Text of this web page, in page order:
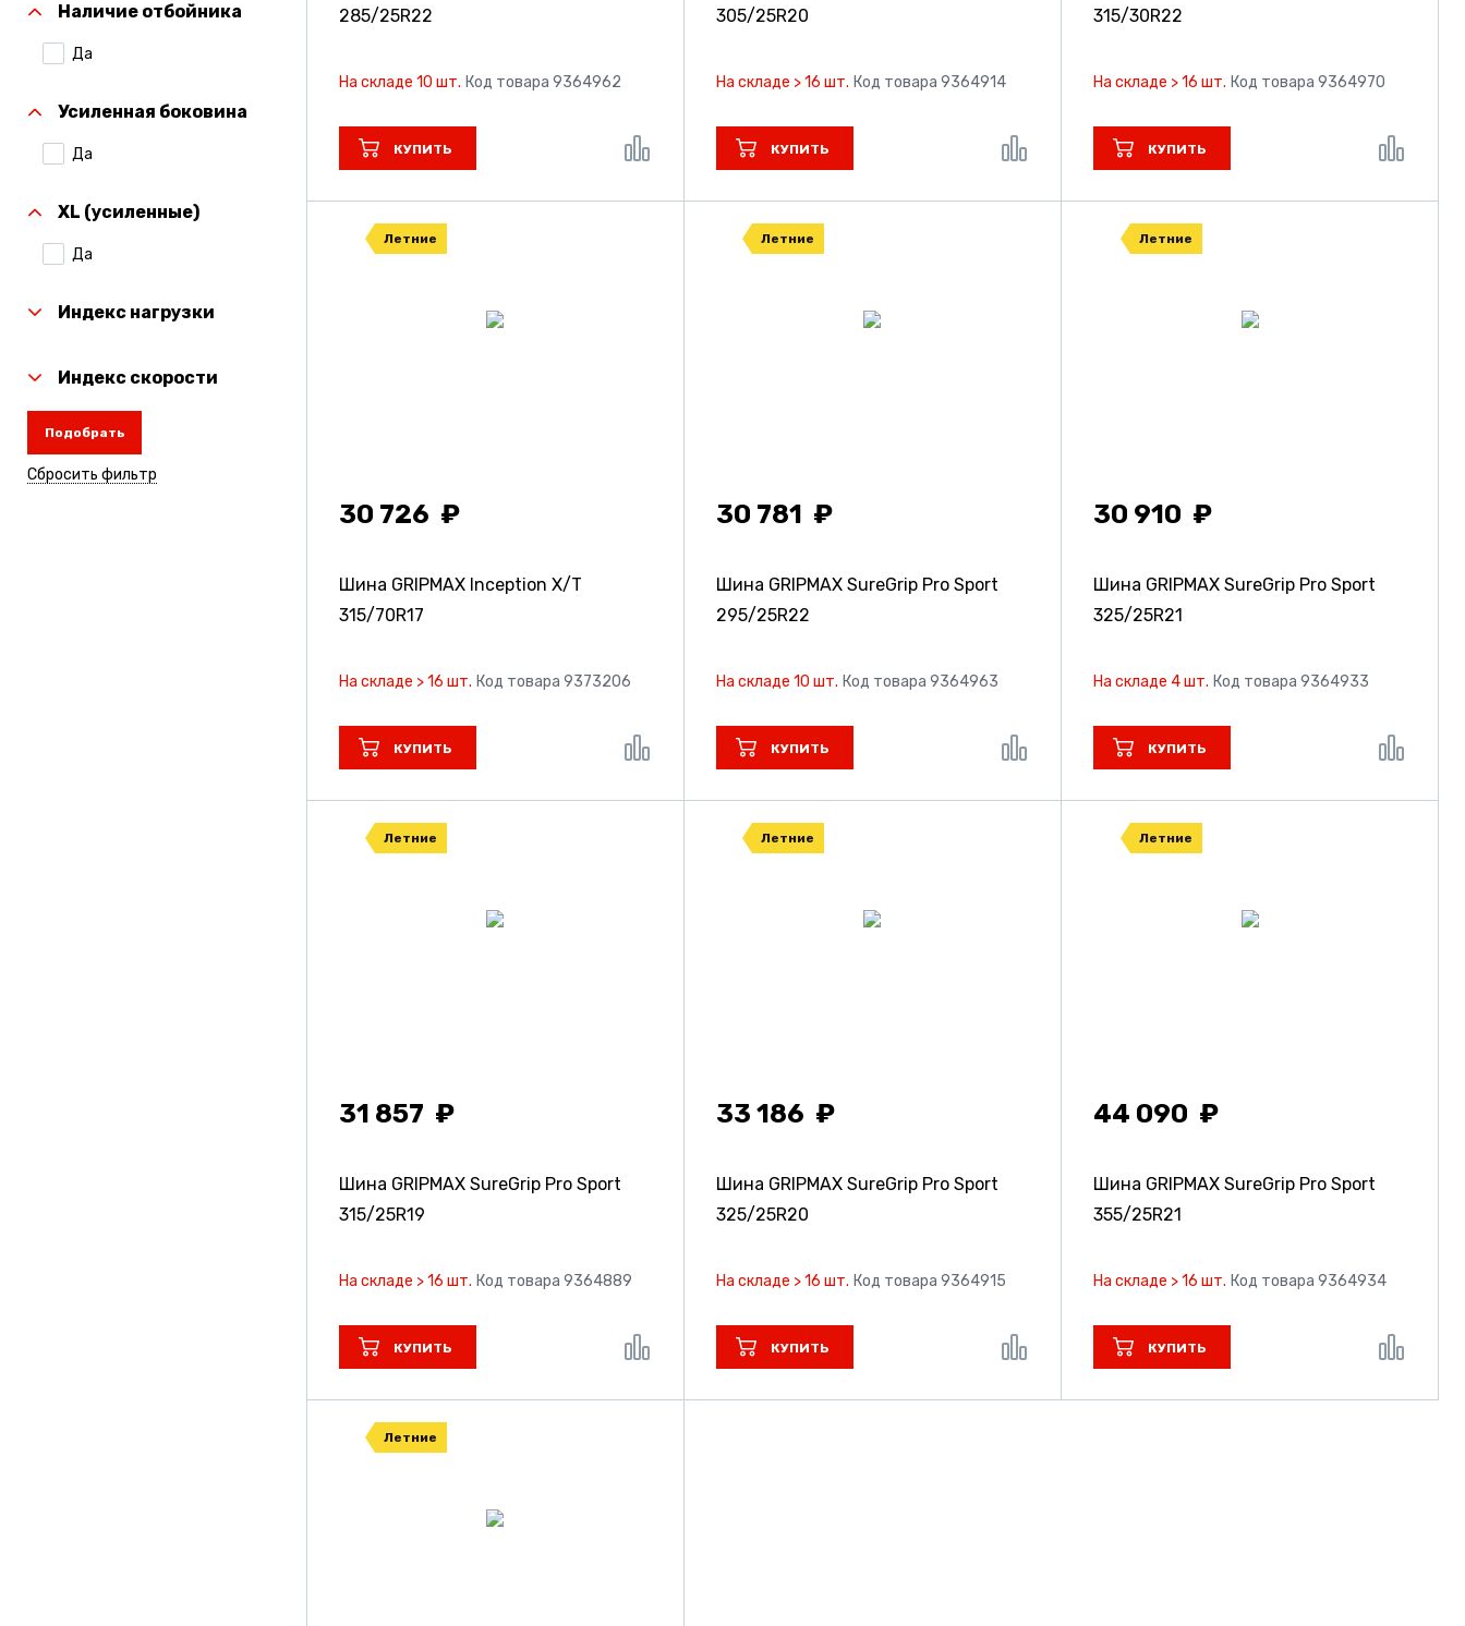
Gislaved
Gripmax
Kumho
Laufenn
Linglong
Nitto
Rauffan
Наличие отбойника
Да
Усиленная боковина
Да
XL (усиленные)
Да
Индекс нагрузки
Индекс скорости
Подобрать
Сбросить фильтр
285/25R22
На складе 10 шт. Код товара 9364962
КУПИТЬ
305/25R20
На складе > 16 шт. Код товара 9364914
КУПИТЬ
315/30R22
На складе > 16 шт. Код товара 9364970
КУПИТЬ
Летние
30 726
Шина GRIPMAX Inception X/T
315/70R17
На складе > 16 шт. Код товара 9373206
КУПИТЬ
Летние
30 781
Шина GRIPMAX SureGrip Pro Sport
295/25R22
На складе 10 шт. Код товара 9364963
КУПИТЬ
Летние
30 910
Шина GRIPMAX SureGrip Pro Sport
325/25R21
На складе 4 шт. Код товара 9364933
КУПИТЬ
Летние
31 857
Шина GRIPMAX SureGrip Pro Sport
315/25R19
На складе > 16 шт. Код товара 9364889
КУПИТЬ
Летние
33 186
Шина GRIPMAX SureGrip Pro Sport
325/25R20
На складе > 16 шт. Код товара 9364915
КУПИТЬ
Летние
44 090
Шина GRIPMAX SureGrip Pro Sport
355/25R21
На складе > 16 шт. Код товара 9364934
КУПИТЬ
Летние